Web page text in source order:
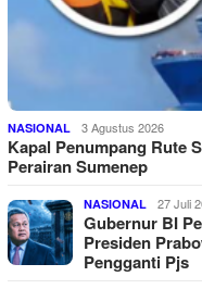
NASIONAL 3 Agustus 2026
Kapal Penumpang Rute
Perairan Sumenep
NASIONAL 27 Juli
Gubernur BI
Presiden
Pengganti Pjs